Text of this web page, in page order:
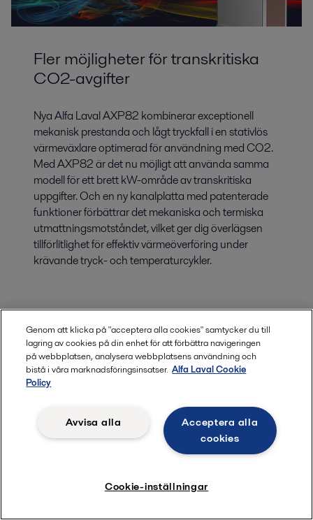
Fler möjligheter för transkritiska
CO2-avgifter
Nya Alfa Laval AXP82 kombinerar exceptionell
mekanisk prestanda och lågt tryckfall i en stativlös
värmeväxlare optimerad för användning med CO2.
Med AXP82 är det nu möjligt att använda samma
modell för ett brett kW-område av transkritiska
uppgifter. Och en ny kanalplatta med patenterade
funktioner förbättrar det mekaniska och termiska
utmattningsmotståndet, vilket ger dig överlägsen
tillförlitlighet för effektiv värmeöverföring under
krävande tryck- och temperaturcykler.
Genom att klicka på "acceptera alla cookies" samtycker du till
lagring av cookies på din enhet för att förbättra navigeringen
på webbplatsen, analysera webbplatsens användning och
bistå i våra marknadsföringsinsatser. Alfa Laval Cookie
Policy
Acceptera alla
cookies
Avvisa alla
Cookie-inställningar